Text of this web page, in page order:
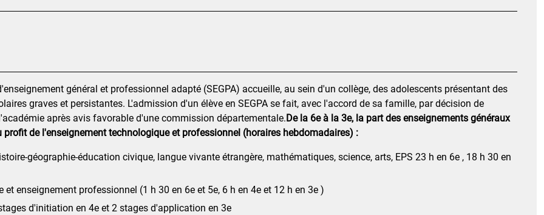
général et professionnel adapté (SEGPA) accueille, au sein d'un collège, des adolescents présentant des
graves et persistantes. L'admission d'un élève en SEGPA se fait, avec l'accord de sa famille, par décision de
après avis favorable d'une commission départementale.De la 6e à la 3e, la part des enseignements généraux
profit de l'enseignement technologique et professionnel (horaires hebdomadaires) :
géographie-éducation civique, langue vivante étrangère, mathématiques, science, arts, EPS 23 h en 6e , 18 h 30 en
et enseignement professionnel (1 h 30 en 6e et 5e, 6 h en 4e et 12 h en 3e )
d'initiation en 4e et 2 stages d'application en 3e